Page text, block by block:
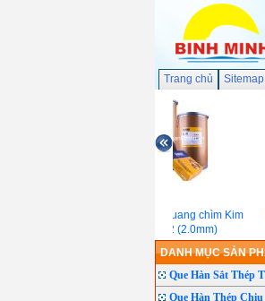
Trang chủ Sitemap
Dây hàn hồ quang chìm Kim
tín EL-12 (2.0mm)
DANH MỤC SẢN
Que Hàn Sắt Thép
Que Hàn Thép